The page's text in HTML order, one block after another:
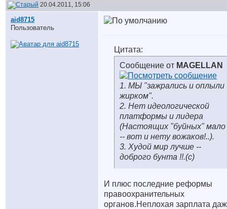
20.04.2011, 15:06
aid8715
Пользователь
Цитата:
Сообщение от MAGELLAN
1. МЫ "зажрались и оплыли
жирком".
2. Нет идеологической
платформы и лидера
(Настоящих "буйных" мало
-- вот и нету вожаков!..).
3. Худой мир лучше --
доброго бунта !!.(с)
И плюс последние реформы
правоохранительных
органов.Неплохая зарплата